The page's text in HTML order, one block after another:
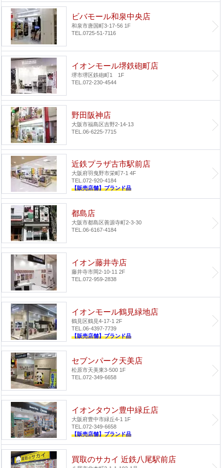
ビバモール和泉中央店
和泉市唐国町3-17-56 1F
TEL.0725-51-7116
イオンモール堺鉄砲町店
堺市堺区鉄砲町1 1F
TEL.072-230-4544
野田阪神店
大阪市福島区吉野2-14-13
TEL.06-6225-7715
近鉄プラザ古市駅前店
大阪府羽曳野市栄町7-1 4F
TEL.072-920-4184
【販売店舗】ブランド品
都島店
大阪市都島区善源寺町2-3-30
TEL.06-6167-4184
イオン藤井寺店
藤井寺市岡2-10-11 2F
TEL.072-959-2838
イオンモール鶴見緑地店
鶴見区鶴見4-17-1 2F
TEL.06-4397-7739
【販売店舗】ブランド品
セブンパーク天美店
松原市天美東3-500 1F
TEL.072-349-6658
イオンタウン豊中緑丘店
大阪府豊中市緑丘4-1 1F
TEL.072-349-6658
【販売店舗】ブランド品
買取のサカイ 近鉄八尾駅前店